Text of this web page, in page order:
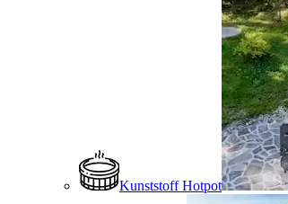
Kunststoff Hotpot